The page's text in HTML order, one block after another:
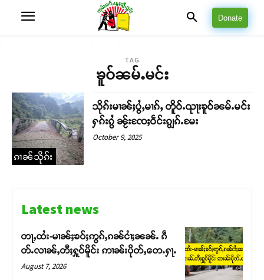
Donate
TAG
ၶူဝ်ၼမ်ႉမင်း
ၵၢၼ်သိုၵ်း
သိုၵ်းမၢၼ်ႈပွႆႇမၢၵ်ႇ တိူဝ်ႉၺႃးၶူဝ်ၼမ်ႉမင်း
ႁၵ်းၵွႆ ၼႂ်းၸႄႈဝဵင်းၵျွၵ်ႉမႄး
October 9, 2025
Latest news
တႃႇထႆး-မၢၼ်ႈၶဝ်ႈဢွၵ်ႇၵၼ်ငၢႆႈၼၼ်ႉ ၵဵ
တ်ႉလၢၼ်ႇတီႈႁူဝ်မိူင်း ဢၢၼ်းပိုတ်ႇတေႉႁႃႉ
August 7, 2026